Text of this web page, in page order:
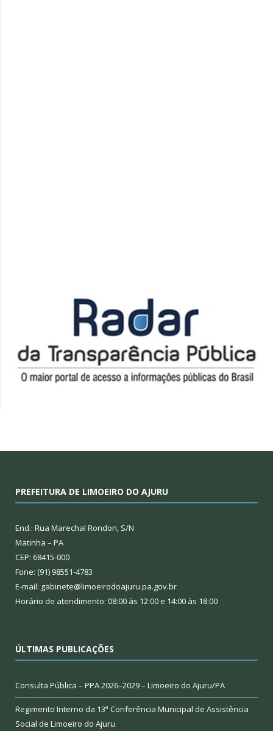
PREFEITURA DE LIMOEIRO DO AJURU
End.: Rua Marechal Rondon, S/N
Matinha – PA
CEP: 68415-000
Fone: (91) 98551-4783
E-mail: gabinete@limoeirodoajuru.pa.gov.br
Horário de atendimento: 08:00 às 12:00 e 14:00 às 18:00
ÚLTIMAS PUBLICAÇÕES
Consulta Pública – PPA 2026–2029 – Limoeiro do Ajuru/PA
Regimento Interno da 13ª Conferência Municipal de Assistência
Social de Limoeiro do Ajuru